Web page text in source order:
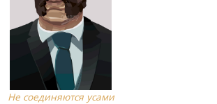
Не соединяются усами